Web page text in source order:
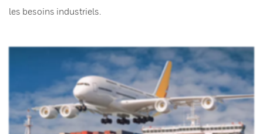
les besoins industriels.